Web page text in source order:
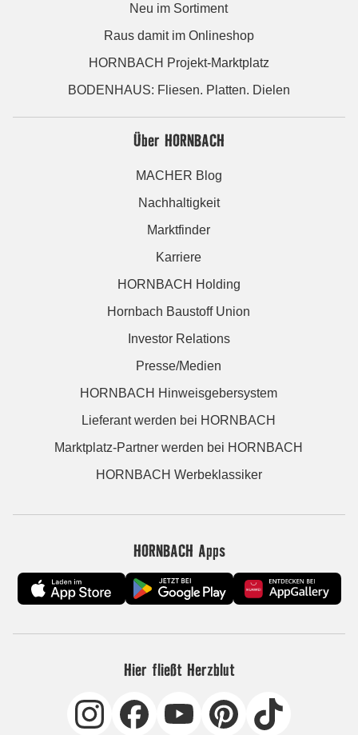
Neu im Sortiment
Raus damit im Onlineshop
HORNBACH Projekt-Marktplatz
BODENHAUS: Fliesen. Platten. Dielen
Über HORNBACH
MACHER Blog
Nachhaltigkeit
Marktfinder
Karriere
HORNBACH Holding
Hornbach Baustoff Union
Investor Relations
Presse/Medien
HORNBACH Hinweisgebersystem
Lieferant werden bei HORNBACH
Marktplatz-Partner werden bei HORNBACH
HORNBACH Werbeklassiker
HORNBACH Apps
Hier fließt Herzblut